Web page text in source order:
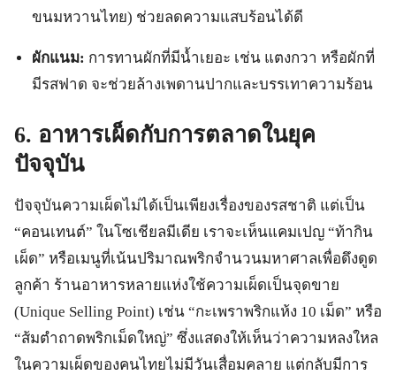
ขนมหวานไทย) ช่วยลดความแสบร้อนได้ดี
ผักแนม: การทานผักที่มีน้ำเยอะ เช่น แตงกวา หรือผักที่
มีรสฟาด จะช่วยล้างเพดานปากและบรรเทาความร้อน
6. อาหารเผ็ดกับการตลาดในยุค
ปัจจุบัน
ปัจจุบันความเผ็ดไม่ได้เป็นเพียงเรื่องของรสชาติ แต่เป็น
“คอนเทนต์” ในโซเชียลมีเดีย เราจะเห็นแคมเปญ “ท้ากิน
เผ็ด” หรือเมนูที่เน้นปริมาณพริกจำนวนมหาศาลเพื่อดึงดูด
ลูกค้า ร้านอาหารหลายแห่งใช้ความเผ็ดเป็นจุดขาย
(Unique Selling Point) เช่น “กะเพราพริกแห้ง 10 เม็ด” หรือ
“ส้มตำถาดพริกเม็ดใหญ่” ซึ่งแสดงให้เห็นว่าความหลงใหล
ในความเผ็ดของคนไทยไม่มีวันเสื่อมคลาย แต่กลับมีการ